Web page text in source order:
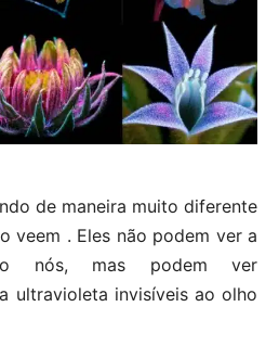
de maneira muito diferente
veem . Eles não podem ver a
nós, mas podem ver
ultravioleta invisíveis ao olho